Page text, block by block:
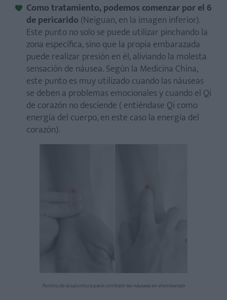
Como tratamiento, podemos comenzar por el 6
de pericarido (Neiguan, en la imagen inferior).
Este punto no solo se puede utilizar pinchando la
zona específica, sino que la propia embarazada
puede realizar presión en él, aliviando la molesta
sensación de náusea. Según la Medicina China,
este punto es muy utilizado cuando las náuseas
se deben a problemas emocionales y cuando el Qi
de corazón no desciende ( entiéndase Qi como
energía del cuerpo, en este caso la energía del
corazón).
Puntos de acupuntura para combatir las náuseas en el embarazo